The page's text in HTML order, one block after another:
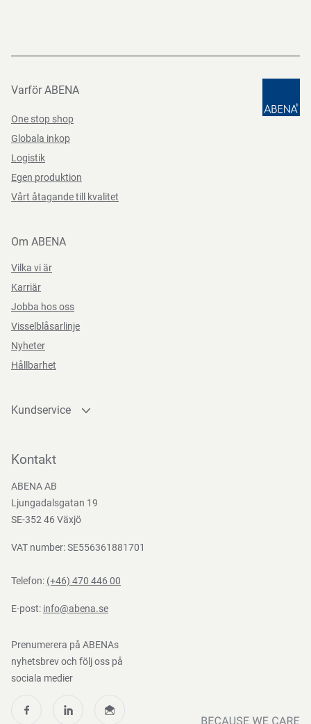
Varför ABENA
One stop shop
Globala inkop
Logistik
Egen produktion
Vårt åtagande till kvalitet
Om ABENA
Vilka vi är
Karriär
Jobba hos oss
Visselblåsarlinje
Nyheter
Hållbarhet
Kundservice
Bli kund
Nedladdningar
Kontakt
ABENA AB
Ljungadalsgatan 19
SE-352 46 Växjö
VAT number: SE556361881701
Telefon: (+46) 470 446 00
E-post: info@abena.se
Prenumerera på ABENAs
nyhetsbrev och följ oss på
sociala medier